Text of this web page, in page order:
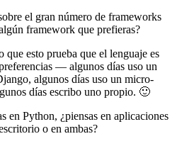
el gran número de frameworks
framework que prefieras?
que esto prueba que el lenguaje es
— algunos días uso un
algunos días uso un micro-
días escribo uno propio. 🙂
en Python, ¿piensas en aplicaciones
o en ambas?